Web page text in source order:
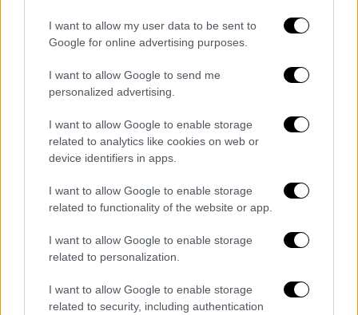
I want to allow my user data to be sent to
Google for online advertising purposes.
I want to allow Google to send me
personalized advertising.
I want to allow Google to enable storage
related to analytics like cookies on web or
device identifiers in apps.
I want to allow Google to enable storage
related to functionality of the website or app.
I want to allow Google to enable storage
related to personalization.
I want to allow Google to enable storage
related to security, including authentication
κατά την κατάληψη του Γκονάβε, ενώ ο
Τόμαςκατατάχθηκε στην Πολεμική
Αεροπορία των ΗΠΑ τον Ιανουάριο. Ο
τελευταίοςάλλαξε την αποστολή του
αεροπορική βάση Άντριους στο Μέριλαντ
για ναβοηθήσει στην πρόσληψη αστέγων
στην Ουάσιγκτον.
Και οι δύο άνδρες από το Τέξας
προσπάθησαν να μάθουν την κρεολική
της Αϊτής, σχεδίασαν να αγοράσουν
στρατιωτικά τουφέκιακαι έκαναν